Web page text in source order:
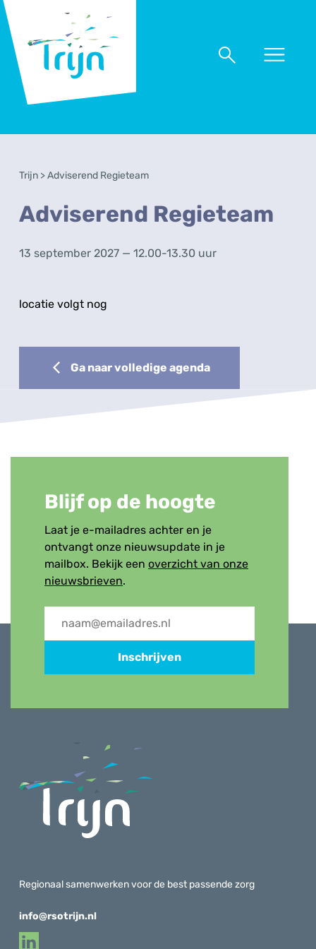
Trijn
Naar
Naar
Trijn >Adviserend Regieteam
Adviserend Regieteam
13 september 2027 — 12.00-13.30 uur
locatie volgt nog
Ga naar volledige agenda
Blijf op de hoogte
Laat je e-mailadres achter en je
ontvangt onze nieuwsupdate in je
mailbox. Bekijk een overzicht van onze
nieuwsbrieven.
Inschrijven
Regionaal samenwerken voor de best passende zorg
info@rsotrijn.nl